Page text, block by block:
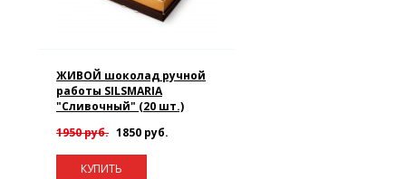
ЖИВОЙ шоколад ручной
работы SILSMARIA
"Сливочный" (20 шт.)
1950 руб. 1850 руб.
КУПИТЬ